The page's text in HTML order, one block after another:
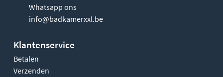
Whatsapp ons
info@badkamerxxl.be
Klantenservice
Betalen
Verzenden